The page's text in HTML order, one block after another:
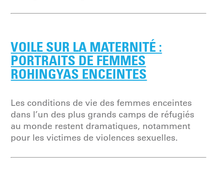
VOILE SUR LA MATERNITÉ :
PORTRAITS DE FEMMES
ROHINGYAS ENCEINTES
Les conditions de vie des femmes enceintes
dans l’un des plus grands camps de réfugiés
au monde restent dramatiques, notamment
pour les victimes de violences sexuelles.